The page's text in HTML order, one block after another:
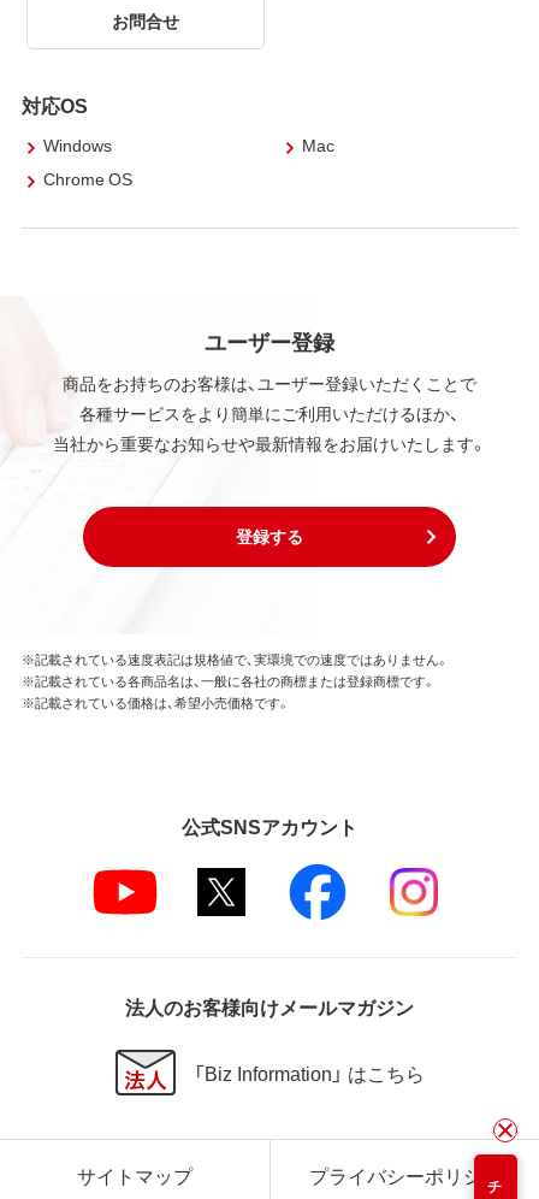
お問合せ
対応OS
Windows
Mac
Chrome OS
ユーザー登録
商品をお持ちのお客様は、ユーザー登録いただくことで
各種サービスをより簡単にご利用いただけるほか、
当社から重要なお知らせや最新情報をお届けいたします。
登録する
※記載されている速度表記は規格値で、実環境での速度ではありません。
※記載されている各商品名は、一般に各社の商標または登録商標です。
※記載されている価格は、希望小売価格です。
公式SNSアカウント
法人のお客様向けメールマガジン
「Biz Information」 はこちら
サイトマップ プライバシーポリシー